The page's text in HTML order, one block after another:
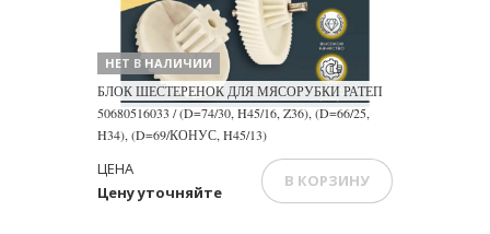
НЕТ В НАЛИЧИИ
БЛОК ШЕСТЕРЕНОК ДЛЯ МЯСОРУБКИ РАТЕП
50680516033 / (D=74/30, H45/16, Z36), (D=66/25,
H34), (D=69/КОНУС, H45/13)
Цену уточняйте
ЦЕНА
В КОРЗИНУ